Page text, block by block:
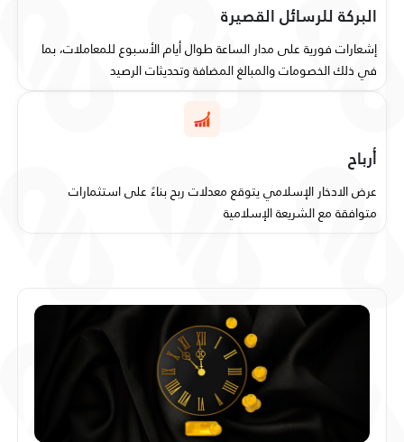
البركة للرسائل القصيرة
إشعارات فورية على مدار الساعة طوال أيام الأسبوع للمعاملات، بما
في ذلك الخصومات والمبالغ المضافة وتحديثات الرصيد
أرباح
عرض الادخار الإسلامي يتوقع معدلات ربح بناءً على استثمارات
متوافقة مع الشريعة الإسلامية